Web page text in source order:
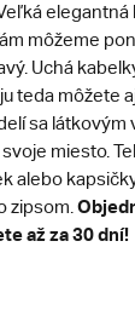
môžeme
Uchá
teda môžete
sa
miesto.
alebo
zipsom.
až za 30 dní!​